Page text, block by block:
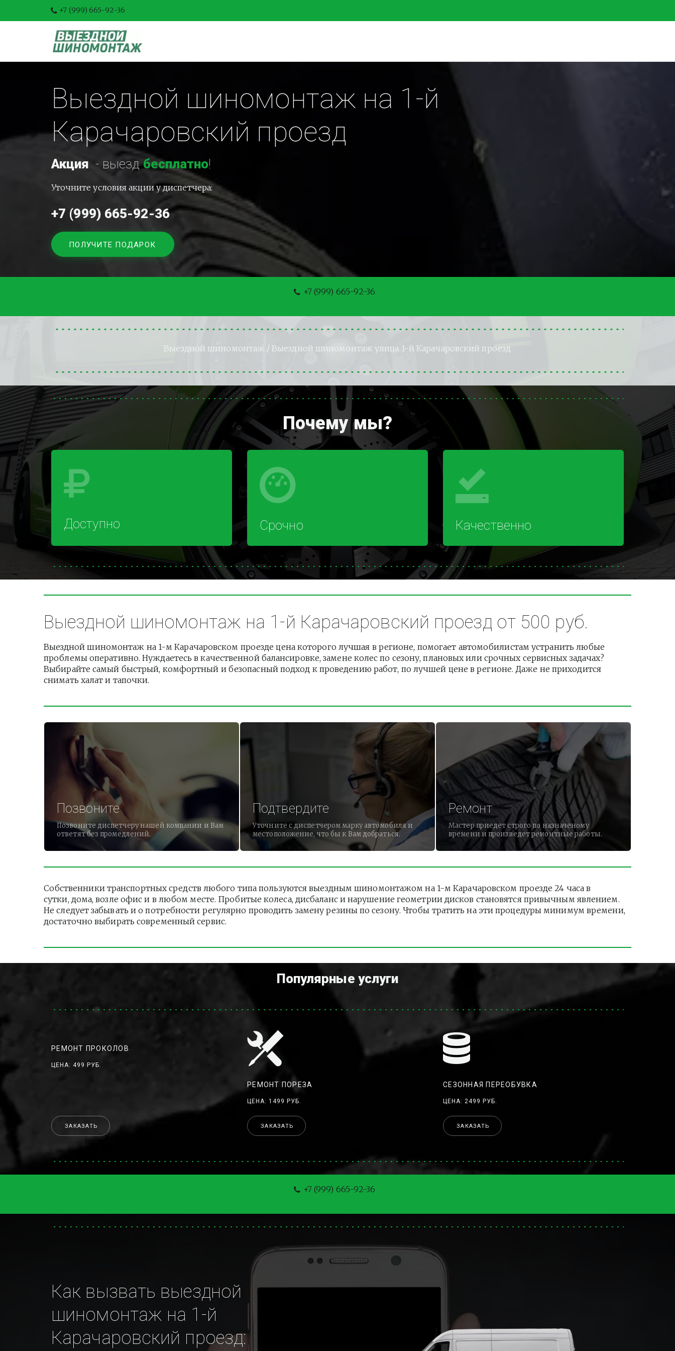
+7 (999) 665-92-36
Выездной шиномонтаж на 1-й
Карачаровский проезд
Акция - выезд бесплатно!
Уточните условия акции у диспетчера:
+7 (999) 665-92-36
ПОЛУЧИТЕ ПОДАРОК
+7 (999) 665-92-36
Выездной шиномонтаж / Выездной шиномонтаж улица 1-й Карачаровский проезд
Почему мы?
Доступно Срочно Качественно
Выездной шиномонтаж на 1-й Карачаровский проезд от 500 руб.
Выездной шиномонтаж на 1-м Карачаровском проезде цена которого лучшая в регионе, помогает автомобилистам устранить любые
проблемы оперативно. Нуждаетесь в качественной балансировке, замене колес по сезону, плановых или срочных сервисных задачах?
Выбирайте самый быстрый, комфортный и безопасный подход к проведению работ, по лучшей цене в регионе. Даже не приходится
снимать халат и тапочки.
Позвоните
Позвоните диспетчеру нашей компании и Вам
ответят без промедлений.
Подтвердите
Уточните с диспетчером марку автомобиля и
местоположение, что бы к Вам добраться.
Ремонт
Мастер приедет строго по назначеному
времени и произведет ремонтные работы.
Собственники транспортных средств любого типа пользуются выездным шиномонтажом на 1-м Карачаровском проезде 24 часа в
сутки, дома, возле офис и в любом месте. Пробитые колеса, дисбаланс и нарушение геометрии дисков становятся привычным явлением.
Не следует забывать и о потребности регулярно проводить замену резины по сезону. Чтобы тратить на эти процедуры минимум времени,
достаточно выбирать современный сервис.
Популярные услуги
РЕМОНТ ПРОКОЛОВ
ЦЕНА: 499 РУБ.
ЗАКАЗАТЬ
РЕМОНТ ПОРЕЗА
ЦЕНА: 1499 РУБ.
ЗАКАЗАТЬ
СЕЗОННАЯ ПЕРЕОБУВКА
ЦЕНА: 2499 РУБ.
ЗАКАЗАТЬ
+7 (999) 665-92-36
Как вызвать выездной
шиномонтаж на 1-й
Карачаровский проезд: